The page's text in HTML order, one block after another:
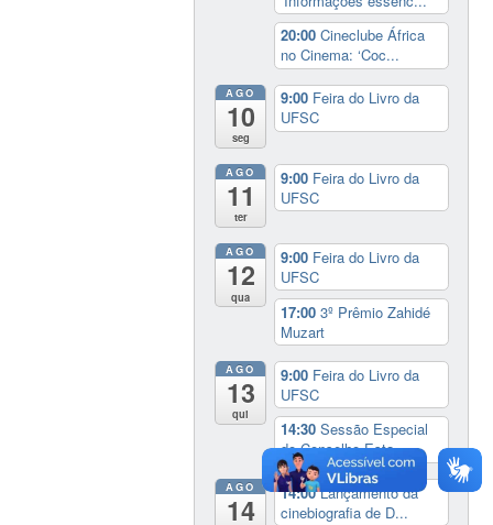
20:00Cineclube África
no Cinema: ‘Coc...
AGO
10
seg
9:00 Feira do Livro da
UFSC
AGO
11
ter
9:00 Feira do Livro da
UFSC
AGO
12
qua
9:00 Feira do Livro da
UFSC
17:003º Prêmio Zahidé
Muzart
AGO
13
qui
9:00 Feira do Livro da
UFSC
14:30Sessão Especial
do Conselho Esta...
AGO
14
14:00Lançamento da
cinebiografia de D...